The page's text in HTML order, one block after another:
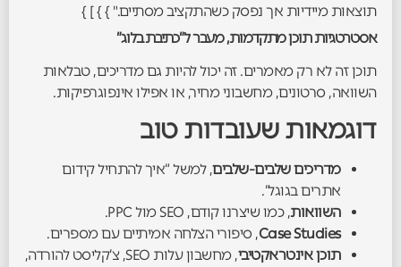
תוצאות מיידיות אך נפסק כשהתקציב מסתיים." } } ] }
אסטרטגיות תוכן מתקדמות, מעבר ל”כתיבת בלוג”
תוכן זה לא רק מאמרים. זה יכול להיות גם מדריכים, טבלאות
השוואה, סרטונים, מחשבוני מחיר, או אפילו אינפוגרפיקות.
דוגמאות שעובדות טוב
מדריכים שלבים-שלבים, למשל “איך להתחיל קידום
אתרים בגוגל”.
השוואות, כמו שיצרנו קודם, SEO מול PPC.
Case Studies, סיפורי הצלחה אמיתיים עם מספרים.
תוכן אינטראקטיבי
, מחשבון עלות SEO, צ’קליסט להורדה,